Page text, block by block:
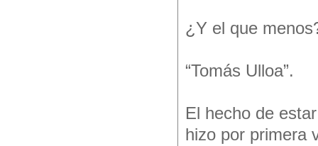
¿Y el que
“Tomás Ulloa”.
El hecho de
hizo por primera